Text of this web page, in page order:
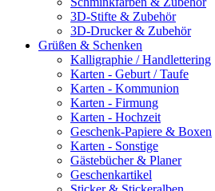
3D-Stifte & Zubehör
3D-Drucker & Zubehör
Grüßen & Schenken
Kalligraphie / Handlettering
Karten - Geburt / Taufe
Karten - Kommunion
Karten - Firmung
Karten - Hochzeit
Geschenk-Papiere & Boxen
Karten - Sonstige
Gästebücher & Planer
Geschenkartikel